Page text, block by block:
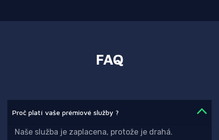
FAQ
Proč platí vaše prémiové služby ?
Naše služba je zaplacena, protože je drahá.